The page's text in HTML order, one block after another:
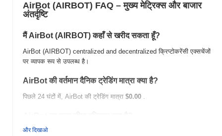
AirBot (AIRBOT) FAQ – मुख्य मेट्रिक्स और बाजार
अंतर्दृष्टि
मैं AirBot (AIRBOT) कहाँ से खरीद सकता हूँ?
AirBot (AIRBOT) centralized and decentralized क्रिप्टोकरेंसी एक्सचेंजों
पर व्यापक रूप से उपलब्ध है।
AirBot की वर्तमान दैनिक ट्रेडिंग मात्रा क्या है?
पिछले 24 घंटों में, AirBot की ट्रेडिंग मात्रा $0.00 .
सर्वकालिक उच्च (ATH):
और दिखाओ